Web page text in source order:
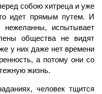
собою хитреца и уже
идет прямым путем. И
нежеланны, испытывает
общества не видят
у них даже нет времени
а потому они со
жизнь.
человек тщится